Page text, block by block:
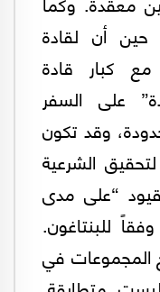
حين أن لقادة
مع كبار قادة
على السفر
وقد تكون
الشرعية
“على مدى
وفقاً للبنتاغون.
المجموعات في